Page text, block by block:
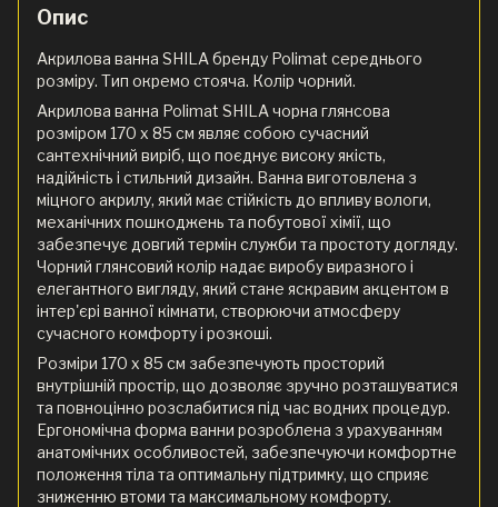
Опис
Акрилова ванна SHILA бренду Polimat середнього
розміру. Тип окремо стояча. Колір чорний.
Акрилова ванна Polimat SHILA чорна глянсова
розміром 170 x 85 см являє собою сучасний
сантехнічний виріб, що поєднує високу якість,
надійність і стильний дизайн. Ванна виготовлена з
міцного акрилу, який має стійкість до впливу вологи,
механічних пошкоджень та побутової хімії, що
забезпечує довгий термін служби та простоту догляду.
Чорний глянсовий колір надає виробу виразного і
елегантного вигляду, який стане яскравим акцентом в
інтер'єрі ванної кімнати, створюючи атмосферу
сучасного комфорту і розкоші.
Розміри 170 x 85 см забезпечують просторий
внутрішній простір, що дозволяє зручно розташуватися
та повноцінно розслабитися під час водних процедур.
Ергономічна форма ванни розроблена з урахуванням
анатомічних особливостей, забезпечуючи комфортне
положення тіла та оптимальну підтримку, що сприяє
зниженню втоми та максимальному комфорту.